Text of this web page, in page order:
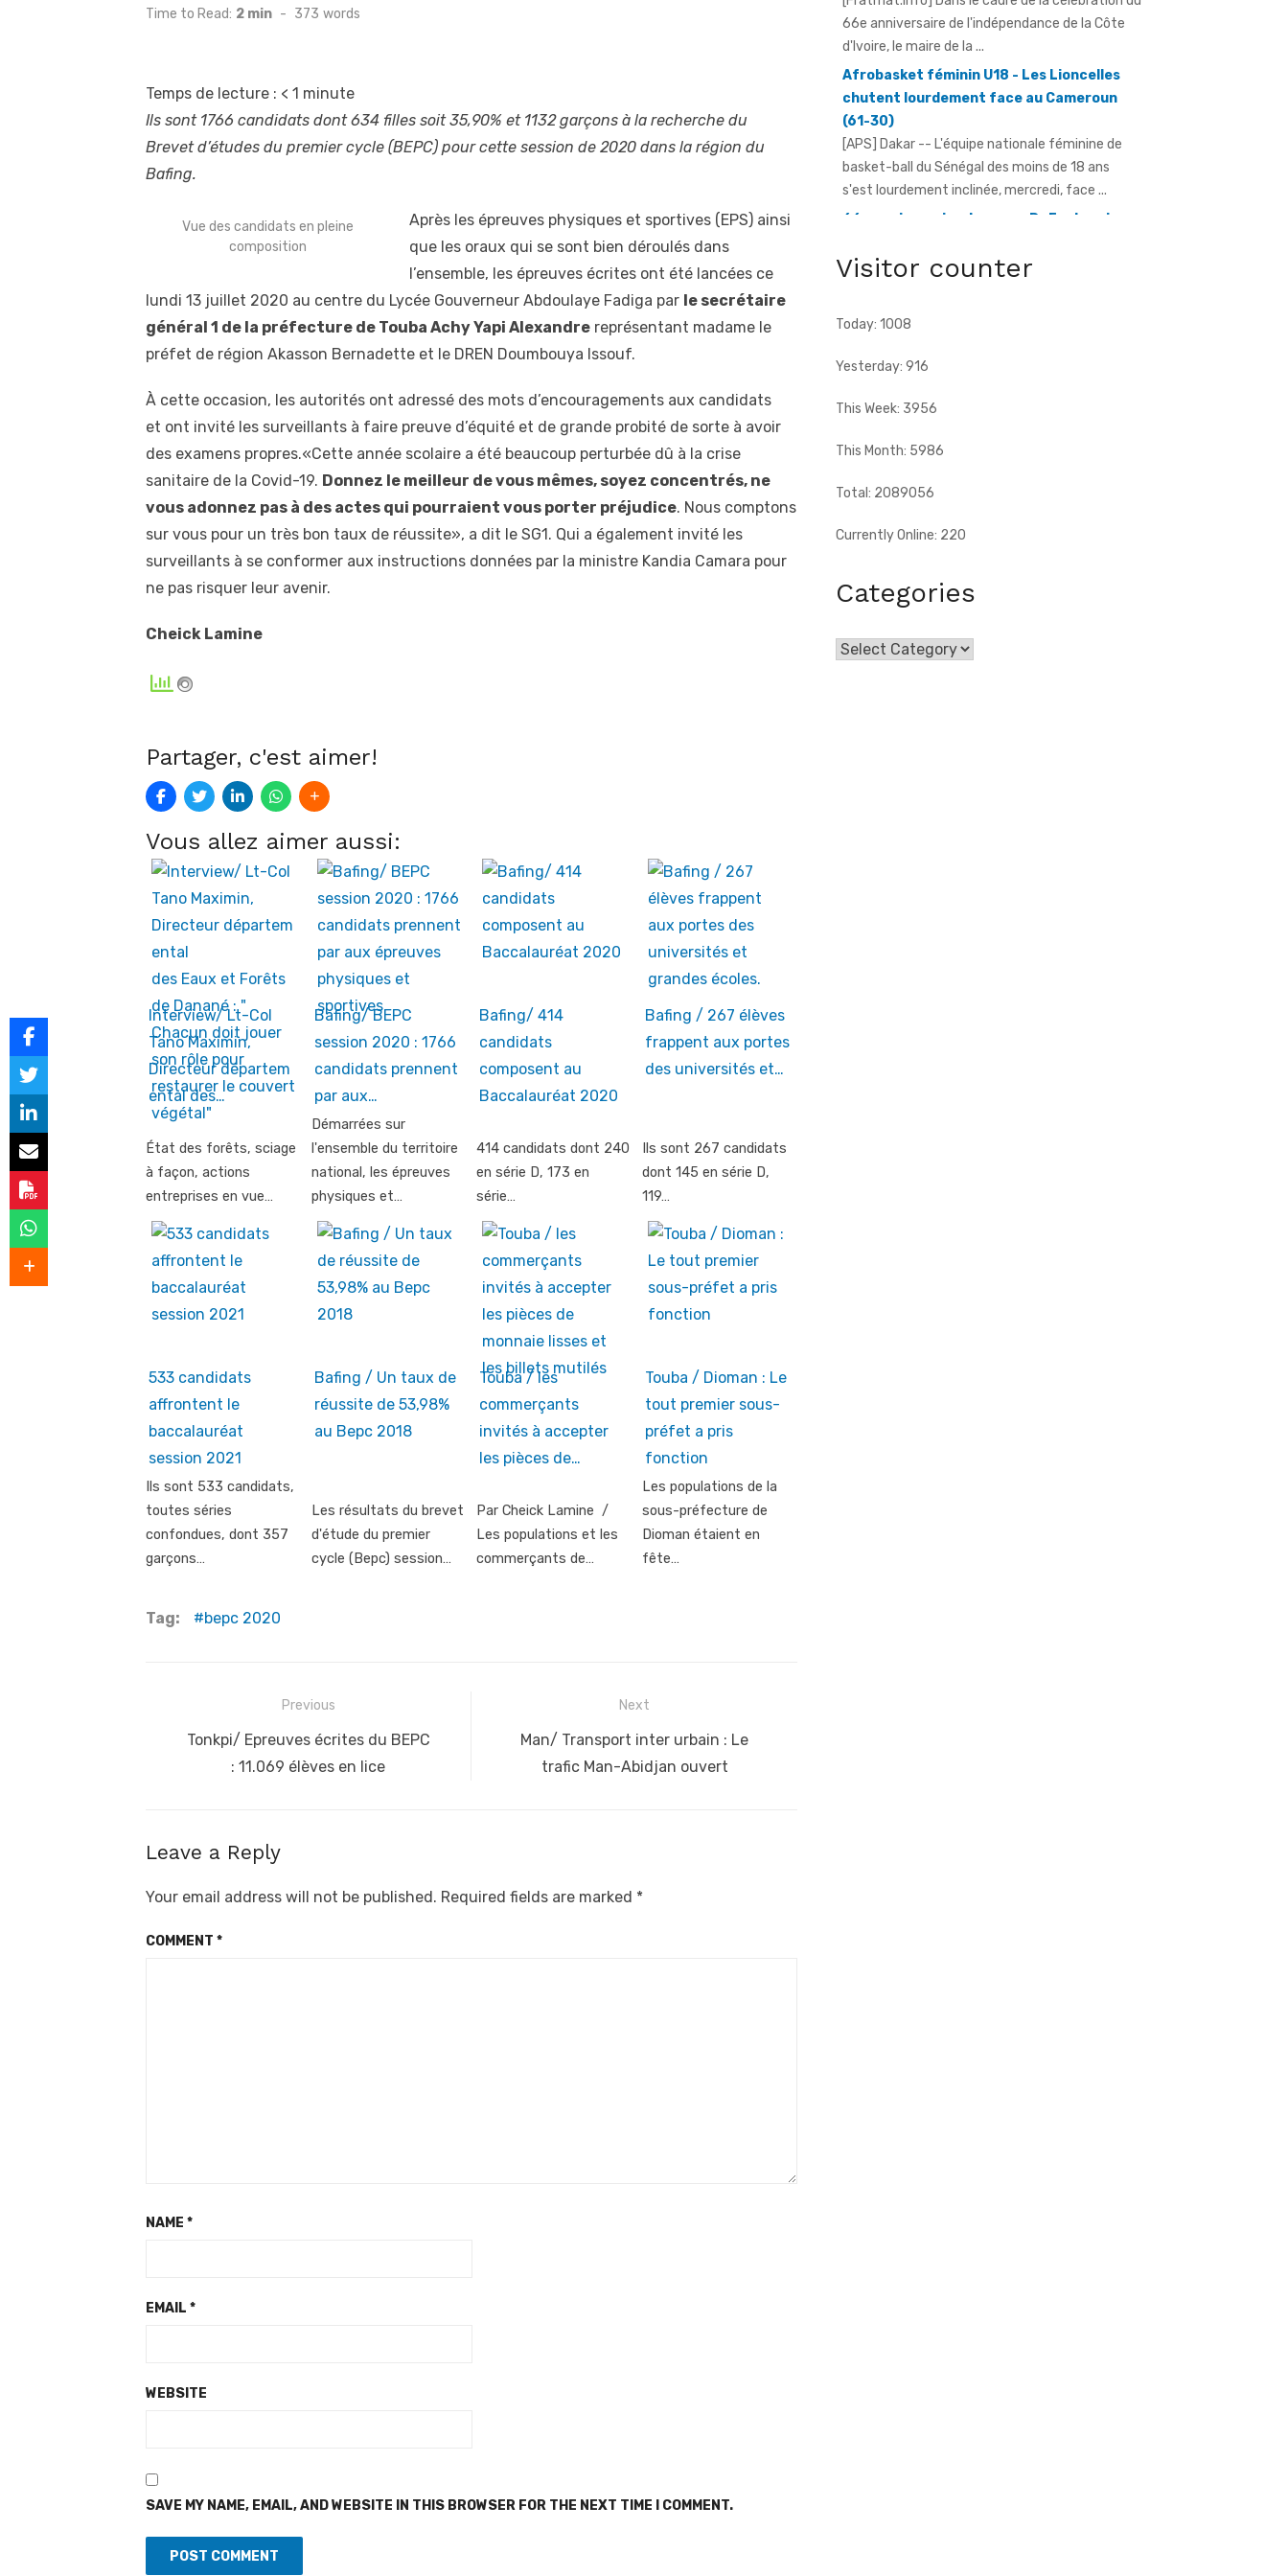
on
Time to Read: 2 min - 373 words
Temps de lecture : < 1 minute
Ils sont 1766 candidats dont 634 filles soit 35,90% et 1132 garçons à la recherche du
Brevet d’études du premier cycle (BEPC) pour cette session de 2020 dans la région du
Bafing.
Vue des candidats en pleine
composition
Après les épreuves physiques et sportives (EPS) ainsi
que les oraux qui se sont bien déroulés dans
l’ensemble, les épreuves écrites ont été lancées ce
lundi 13 juillet 2020 au centre du Lycée Gouverneur Abdoulaye Fadiga par le secrétaire
général 1 de la préfecture de Touba Achy Yapi Alexandre représentant madame le
préfet de région Akasson Bernadette et le DREN Doumbouya Issouf.
À cette occasion, les autorités ont adressé des mots d’encouragements aux candidats
et ont invité les surveillants à faire preuve d’équité et de grande probité de sorte à avoir
des examens propres.«Cette année scolaire a été beaucoup perturbée dû à la crise
sanitaire de la Covid-19. Donnez le meilleur de vous mêmes, soyez concentrés, ne
vous adonnez pas à des actes qui pourraient vous porter préjudice. Nous comptons
sur vous pour un très bon taux de réussite», a dit le SG1. Qui a également invité les
surveillants à se conformer aux instructions données par la ministre Kandia Camara pour
ne pas risquer leur avenir.
Cheick Lamine
Partager, c'est aimer!
Vous allez aimer aussi:
Interview/ Lt-Col
Tano Maximin,
Directeur départem
ental des…
État des forêts, sciage
à façon, actions
entreprises en vue…
Bafing/ BEPC
session 2020 : 1766
candidats prennent
par aux…
Démarrées sur
l'ensemble du territoire
national, les épreuves
physiques et…
Bafing/ 414
candidats
composent au
Baccalauréat 2020
414 candidats dont 240
en série D, 173 en
série…
Bafing / 267 élèves
frappent aux portes
des universités et…
Ils sont 267 candidats
dont 145 en série D,
119…
533 candidats
affrontent le
baccalauréat
session 2021
Ils sont 533 candidats,
toutes séries
confondues, dont 357
garçons…
Bafing / Un taux de
réussite de 53,98%
au Bepc 2018
Les résultats du brevet
d'étude du premier
cycle (Bepc) session…
Touba / les
commerçants
invités à accepter
les pièces de…
Par Cheick Lamine /
Les populations et les
commerçants de…
Touba / Dioman : Le
tout premier sous-
préfet a pris
fonction
Les populations de la
sous-préfecture de
Dioman étaient en
fête…
Tag: bepc 2020
navigation
Previous
Previous
Tonkpi/ Epreuves écrites du BEPC
: 11.069 élèves en lice
Next
Next
post:
Man/ Transport inter urbain : Le
trafic Man-Abidjan ouvert
Leave a Reply
Your email address will not be published. Required fields are marked *
COMMENT *
NAME *
EMAIL *
WEBSITE
SAVE MY NAME, EMAIL, AND WEBSITE IN THIS BROWSER FOR THE NEXT TIME I COMMENT.
66e anniversaire de l'indépendance de la Côte
d'Ivoire, le maire de la ...
Afrobasket féminin U18 - Les Lioncelles
chutent lourdement face au Cameroun
(61-30)
[APS] Dakar -- L'équipe nationale féminine de
basket-ball du Sénégal des moins de 18 ans
s'est lourdement inclinée, mercredi, face ...
66e anniversaire du pays - Dr Euphrasie
Yopougon-Centre 1, appelle à la
66e anniversaire de l'indépendance de la Côte
d'Ivoire, Dr Euphrasie N'Guessan, vice-présidente
Visitor counter
Today: 1008
Yesterday: 916
This Week: 3956
This Month: 5986
Total: 2089056
Currently Online: 220
Categories
Categories